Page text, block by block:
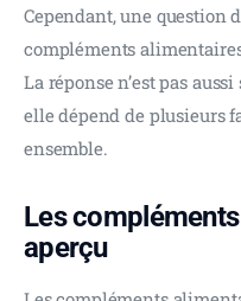
Cependant, une question
compléments
La réponse n’est pas
elle dépend de plusieurs
ensemble.
Les
aperçu